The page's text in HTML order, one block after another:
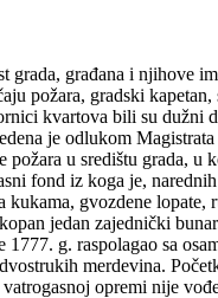
grada, građana i njihove
požara, gradski kapetan,
kvartova bili su dužni
je odlukom
u središtu grada, u
fond iz koga je,
gvozdene lopate,
jedan zajednički
g. raspolagao sa
merdevina.
opremi nije